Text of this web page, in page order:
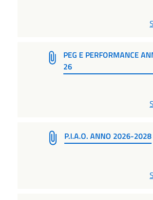
PEG E PERFORMANCE
26
P.I.A.O. ANNO 2026-2028